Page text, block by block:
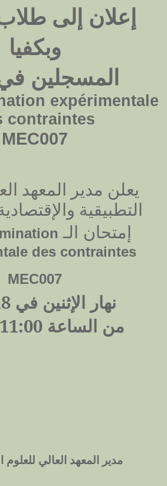
إعلان إلى
وبكفيا
المسجلين
expérimentale
contraintes
MEC007
يعلن مدير المعهد
التطبيقية
إمتحان الـ
des contraintes
MEC007
نهار الإثنين في 28/05/2018
من الساعة 11:00 حتى 14:00
مدير المعهد العالي للعلوم